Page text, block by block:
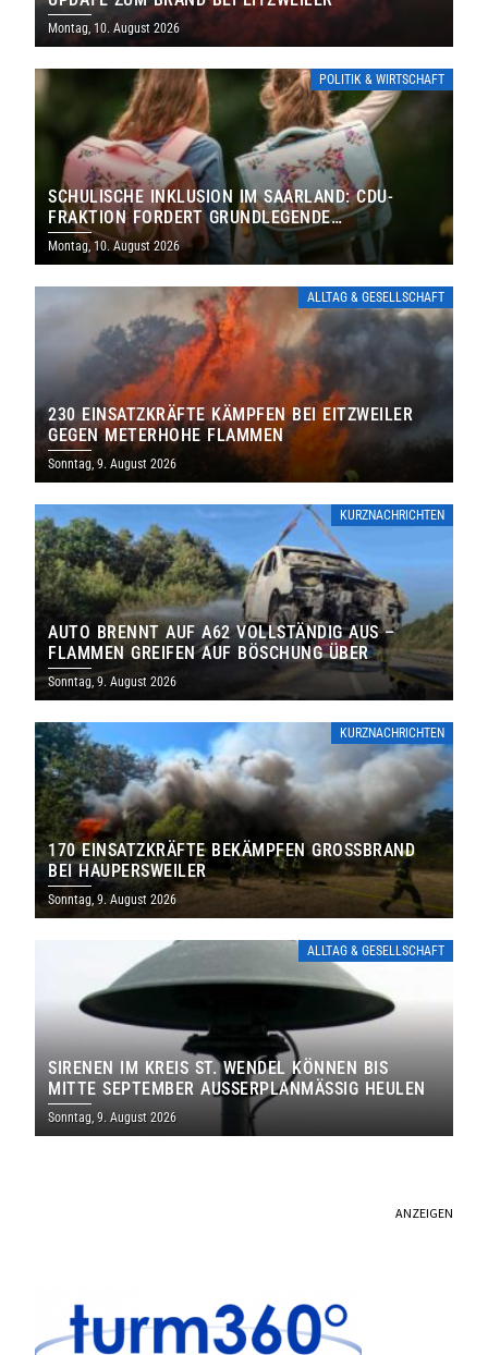
Montag, 10. August 2026
POLITIK & WIRTSCHAFT
SCHULISCHE INKLUSION IM SAARLAND: CDU-
FRAKTION FORDERT GRUNDLEGENDE
NEUAUFSTELLUNG
Montag, 10. August 2026
ALLTAG & GESELLSCHAFT
230 EINSATZKRÄFTE KÄMPFEN BEI EITZWEILER
GEGEN METERHOHE FLAMMEN
Sonntag, 9. August 2026
KURZNACHRICHTEN
AUTO BRENNT AUF A62 VOLLSTÄNDIG AUS –
FLAMMEN GREIFEN AUF BÖSCHUNG ÜBER
Sonntag, 9. August 2026
KURZNACHRICHTEN
170 EINSATZKRÄFTE BEKÄMPFEN GROSSBRAND B
EI HAUPERSWEILER
Sonntag, 9. August 2026
ALLTAG & GESELLSCHAFT
SIRENEN IM KREIS ST. WENDEL KÖNNEN BIS
MITTE SEPTEMBER AUSSERPLANMÄSSIG HEULEN
Sonntag, 9. August 2026
ANZEIGEN